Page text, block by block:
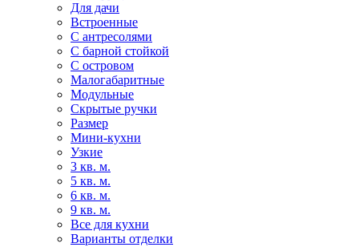
Для дачи
Встроенные
С антресолями
С барной стойкой
С островом
Малогабаритные
Модульные
Скрытые ручки
Размер
Мини-кухни
Узкие
3 кв. м.
5 кв. м.
6 кв. м.
9 кв. м.
Все для кухни
Варианты отделки